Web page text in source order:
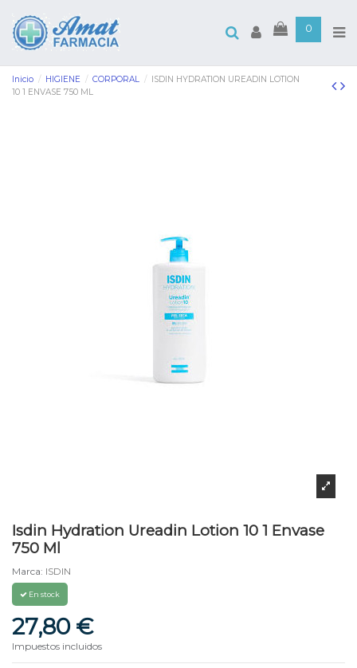
0
Inicio HIGIENE CORPORAL
ISDIN HYDRATION UREADIN LOTION
10 1 ENVASE 750 ML
Isdin Hydration Ureadin Lotion 10 1 Envase
750 Ml
Marca: ISDIN
En stock
27,80 €
Impuestos incluidos